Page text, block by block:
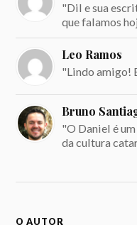
"Dil e sua
que falamos
Leo Ramos
"Lindo amigo!
Bruno
"O Daniel é
da cultura
O AUTOR